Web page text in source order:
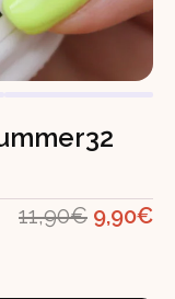
11,90€ El
9,90€El